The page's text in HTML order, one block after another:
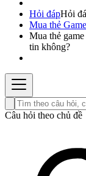
Hỏi đápHỏi
Mua thẻ Game
Mua thẻ
tin không?
Câu hỏi theo chủ đề